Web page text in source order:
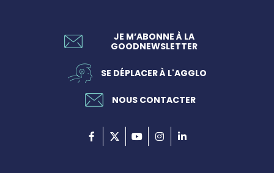
JE M’ABONNE À LA
GOODNEWSLETTER
SE DÉPLACER À L'AGGLO
NOUS CONTACTER